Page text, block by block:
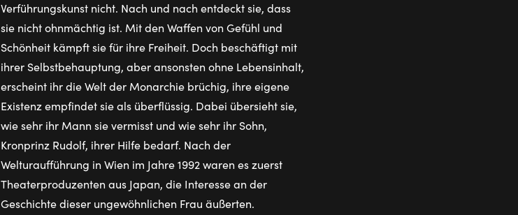
Verführungskunst nicht. Nach und nach entdeckt sie, dass
sie nicht ohnmächtig ist. Mit den Waffen von Gefühl und
Schönheit kämpft sie für ihre Freiheit. Doch beschäftigt mit
ihrer Selbstbehauptung, aber ansonsten ohne Lebensinhalt,
erscheint ihr die Welt der Monarchie brüchig, ihre eigene
Existenz empfindet sie als überflüssig. Dabei übersieht sie,
wie sehr ihr Mann sie vermisst und wie sehr ihr Sohn,
Kronprinz Rudolf, ihrer Hilfe bedarf. Nach der
Welturaufführung in Wien im Jahre 1992 waren es zuerst
Theaterproduzenten aus Japan, die Interesse an der
Geschichte dieser ungewöhnlichen Frau äußerten.